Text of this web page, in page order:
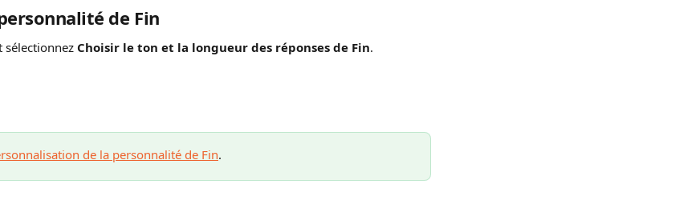
de Fin
sélectionnez Choisir le ton et la longueur des réponses de Fin.
de la personnalité de Fin.